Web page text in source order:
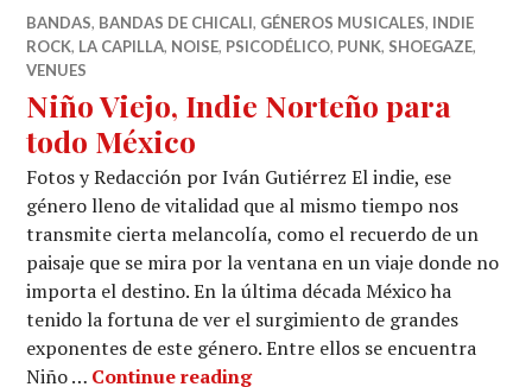
BANDAS, BANDAS DE CHICALI, GÉNEROS MUSICALES, INDIE
ROCK, LA CAPILLA, NOISE, PSICODÉLICO, PUNK, SHOEGAZE,
VENUES
Niño Viejo, Indie Norteño para
todo México
Fotos y Redacción por Iván Gutiérrez El indie, ese
género lleno de vitalidad que al mismo tiempo nos
transmite cierta melancolía, como el recuerdo de un
paisaje que se mira por la ventana en un viaje donde no
importa el destino. En la última década México ha
tenido la fortuna de ver el surgimiento de grandes
exponentes de este género. Entre ellos se encuentra
Niño … Continue readingNiño Viejo, Indie Norteño